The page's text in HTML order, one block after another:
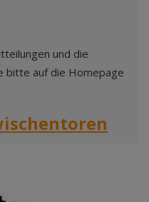
und die
bitte auf die Homepage